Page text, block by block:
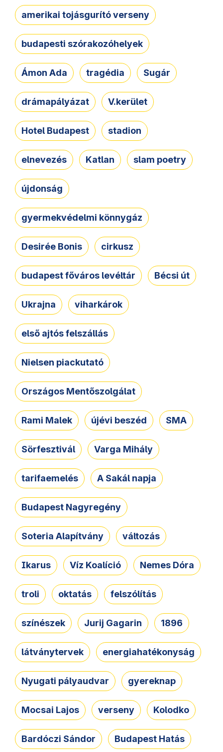
amerikai tojásgurító verseny
budapesti szórakozóhelyek
Ámon Ada tragédia Sugár
drámapályázat V.kerület
Hotel Budapest stadion
elnevezés Katlan slam poetry
újdonság
gyermekvédelmi könnygáz
Desirée Bonis cirkusz
budapest főváros levéltár Bécsi út
Ukrajna viharkárok
első ajtós felszállás
Nielsen piackutató
Országos Mentőszolgálat
Rami Malek újévi beszéd SMA
Sörfesztivál Varga Mihály
tarifaemelés A Sakál napja
Budapest Nagyregény
Soteria Alapítvány változás
Ikarus Víz Koalíció Nemes Dóra
troli oktatás felszólítás
színészek Jurij Gagarin 1896
látványtervek energiahatékonyság
Nyugati pályaudvar gyereknap
Mocsai Lajos verseny Kolodko
Bardóczi Sándor Budapest Hatás